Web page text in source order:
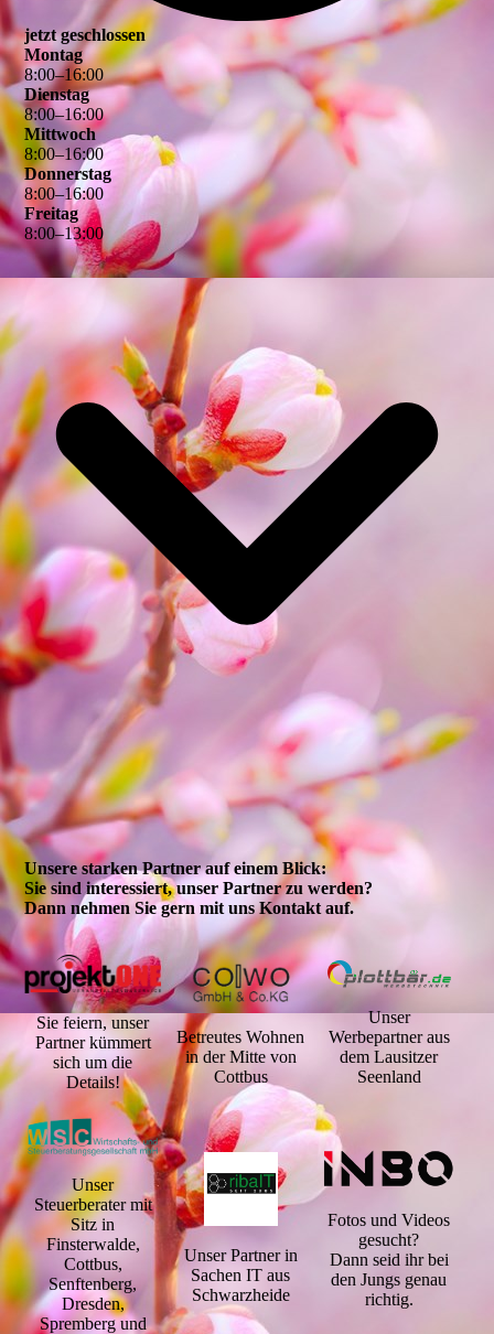
jetzt geschlossen
Montag
8:00–16:00
Dienstag
8:00–16:00
Mittwoch
8:00–16:00
Donnerstag
8:00–16:00
Freitag
8:00–13:00
Unsere starken Partner auf einem Blick:
Sie sind interessiert, unser Partner zu werden?
Dann nehmen Sie gern mit uns Kontakt auf.
Sie feiern, unser
Partner kümmert
sich um die
Details!
Betreutes Wohnen
in der Mitte von
Cottbus
Unser
Werbepartner aus
dem Lausitzer
Seenland
Unser
Steuerberater mit
Sitz in
Finsterwalde,
Cottbus,
Senftenberg,
Dresden,
Spremberg und
Unser Partner in
Sachen IT aus
Schwarzheide
Fotos und Videos
gesucht?
Dann seid ihr bei
den Jungs genau
richtig.